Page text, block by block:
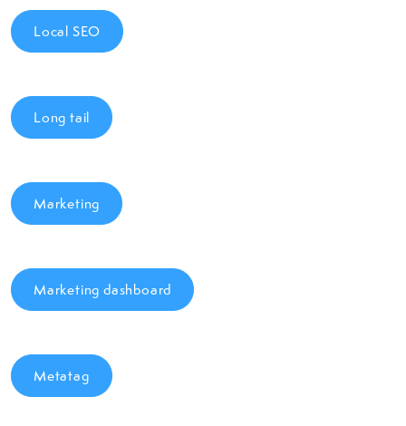
Local SEO
Long tail
Marketing
Marketing dashboard
Metatag